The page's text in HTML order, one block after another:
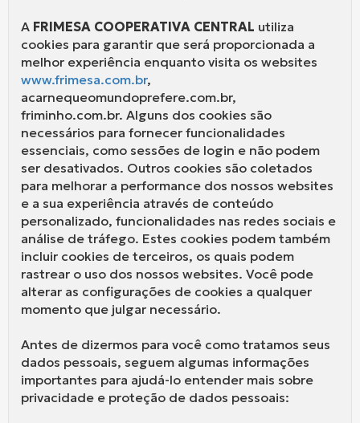
A FRIMESA COOPERATIVA CENTRAL utiliza
cookies para garantir que será proporcionada a
melhor experiência enquanto visita os websites
www.frimesa.com.br,
acarnequeomundoprefere.com.br,
friminho.com.br. Alguns dos cookies são
necessários para fornecer funcionalidades
essenciais, como sessões de login e não podem
ser desativados. Outros cookies são coletados
para melhorar a performance dos nossos websites
e a sua experiência através de conteúdo
personalizado, funcionalidades nas redes sociais e
análise de tráfego. Estes cookies podem também
incluir cookies de terceiros, os quais podem
rastrear o uso dos nossos websites. Você pode
alterar as configurações de cookies a qualquer
momento que julgar necessário.
Antes de dizermos para você como tratamos seus
dados pessoais, seguem algumas informações
importantes para ajudá-lo entender mais sobre
privacidade e proteção de dados pessoais: